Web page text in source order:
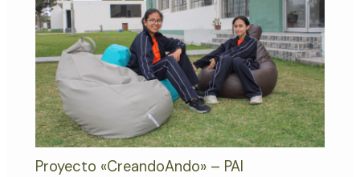
Proyecto «CreandoAndo» – PAI